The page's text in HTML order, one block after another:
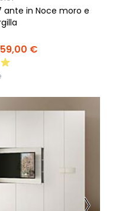
ante in Noce moro e
€